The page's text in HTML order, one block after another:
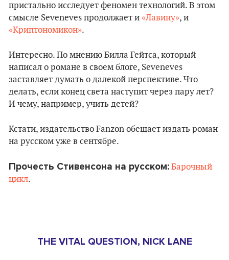
пристально исследует феномен технологий. В этом
смысле Seveneves продолжает и «Лавину», и
«Криптономикон».
Интересно. По мнению Билла Гейтса, который
написал о романе в своем блоге, Seveneves
заставляет думать о далекой перспективе. Что
делать, если конец света наступит через пару лет?
И чему, например, учить детей?
Кстати, издательство Fanzon обещает издать роман
на русском уже в сентябре.
Прочесть Стивенсона на русском: Барочный
цикл.
THE VITAL QUESTION, NICK LANE